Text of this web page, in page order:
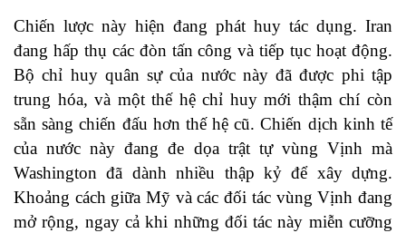
Chiến lược này hiện đang phát huy tác dụng. Iran
đang hấp thụ các đòn tấn công và tiếp tục hoạt động.
Bộ chỉ huy quân sự của nước này đã được phi tập
trung hóa, và một thế hệ chỉ huy mới thậm chí còn
sẵn sàng chiến đấu hơn thế hệ cũ. Chiến dịch kinh tế
của nước này đang đe dọa trật tự vùng Vịnh mà
Washington đã dành nhiều thập kỷ để xây dựng.
Khoảng cách giữa Mỹ và các đối tác vùng Vịnh đang
mở rộng, ngay cả khi những đối tác này miễn cưỡng